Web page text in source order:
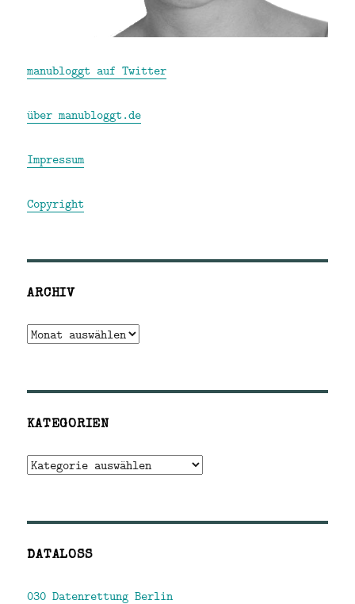
manubloggt auf Twitter
über manubloggt.de
Impressum
Copyright
ARCHIV
Archiv
KATEGORIEN
Kategorien
DATALOSS
030 Datenrettung Berlin